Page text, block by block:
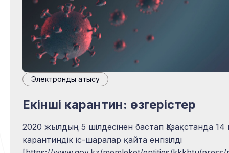
Электрондық қатысу
Екінші карантин: өзгерістер
2020 жылдың 5 шілдесінен бастап Қазақстанда 14
карантиндік іс-шаралар қайта енгізілді